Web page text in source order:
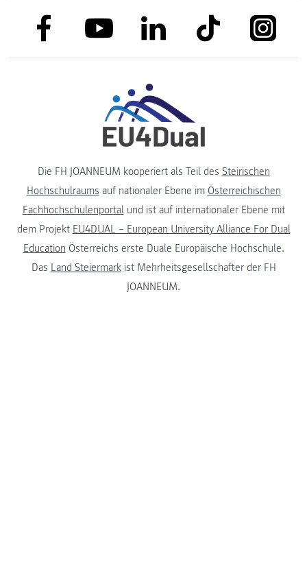
link to facebooklink to youtubelink to linkedinlink to tiktok
Die FH JOANNEUM kooperiert als Teil des Steirischen
Hochschulraums auf nationaler Ebene im Österreichischen
Fachhochschulenportalund ist auf internationaler Ebene mit
dem Projekt EU4DUAL – European University Alliance For Dual
Education Österreichs erste Duale Europäische Hochschule.
Das Land Steiermarkist Mehrheitsgesellschafter der FH
JOANNEUM.